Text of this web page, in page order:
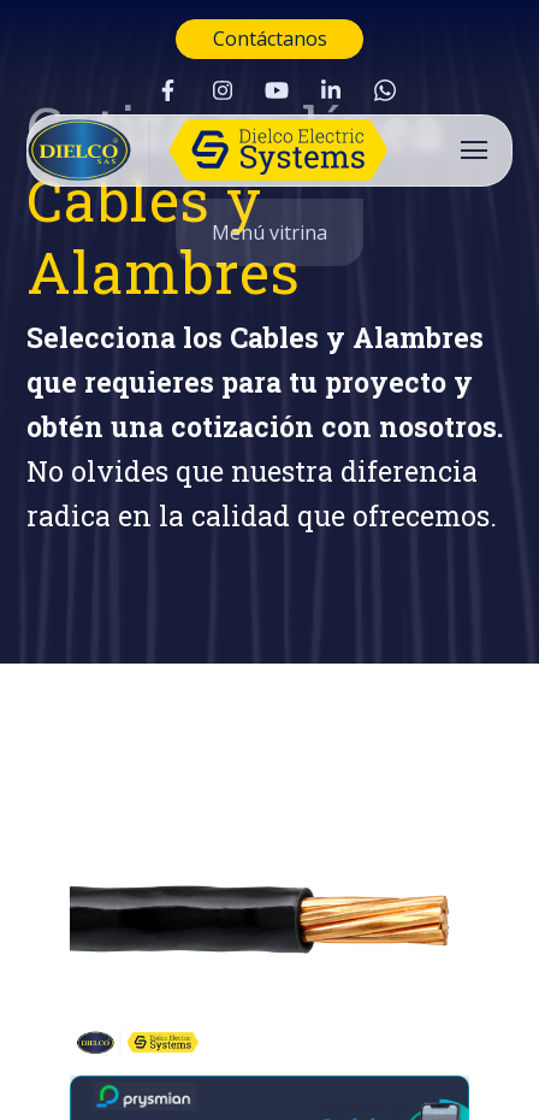
Contáctanos
Buscar
Menú vitrina
Cotiza en línea
Cables y
Alambres
Selecciona los Cables y Alambres
que requieres para tu proyecto y
obtén una cotización con nosotros.
No olvides que nuestra diferencia
radica en la calidad que ofrecemos.